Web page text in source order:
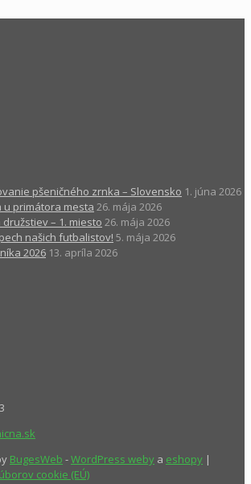
pšeničného zrnka – Slovensko 1. júna 2026
u primátora mesta 26. mája 2026
– 1. miesto 26. mája 2026
našich futbalistov! 5. mája 2026
2026 13. apríla 2026
BugesWeb -WordPress weby a eshopy |
cookie (EÚ)